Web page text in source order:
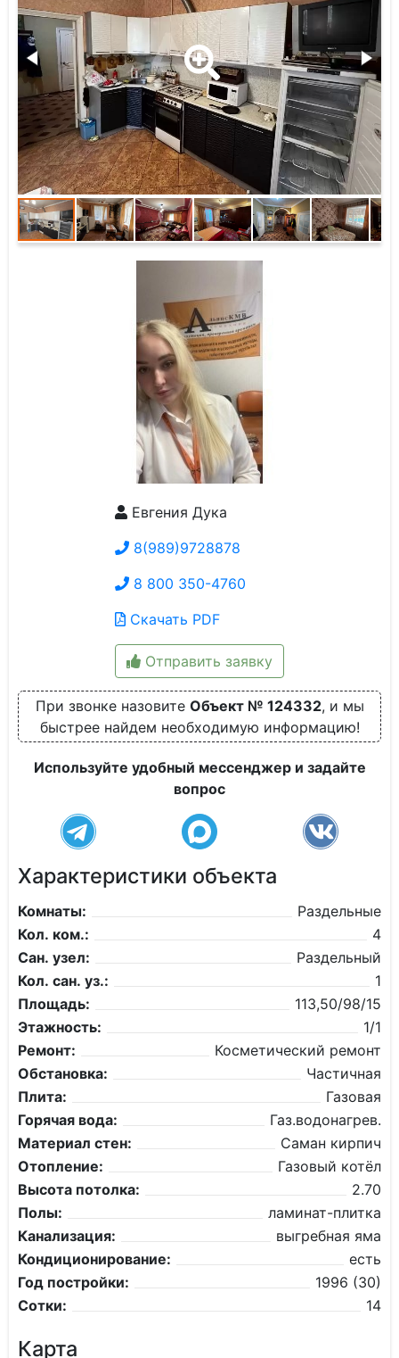
Евгения Дука
8(989)9728878
8 800 350-4760
Скачать PDF
Отправить заявку
При звонке назовите Объект № 124332, и мы
быстрее найдем необходимую информацию!
Используйте удобный мессенджер и задайте
вопрос
Характеристики объекта
Комнаты:
Раздельные
Кол. ком.:
4
Сан. узел:
Раздельный
Кол. сан. уз.:
1
Площадь:
113,50/98/15
Этажность:
1/1
Ремонт:
Косметический ремонт
Обстановка:
Частичная
Плита:
Газовая
Горячая вода:
Газ.водонагрев.
Материал стен:
Саман кирпич
Отопление:
Газовый котёл
Высота потолка:
2.70
Полы:
ламинат-плитка
Канализация:
выгребная яма
Кондиционирование:
есть
Год постройки:
1996 (30)
Сотки:
14
Карта